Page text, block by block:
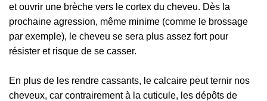
et ouvrir une brèche vers le cortex du cheveu. Dès la
prochaine agression, même minime (comme le brossage
par exemple), le cheveu se sera plus assez fort pour
résister et risque de se casser.
En plus de les rendre cassants, le calcaire peut ternir nos
cheveux, car contrairement à la cuticule, les dépôts de